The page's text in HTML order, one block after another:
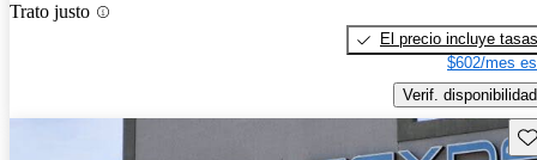
Trato justo
El precio incluye tasas
$602/mes
Verif. disponibilidad